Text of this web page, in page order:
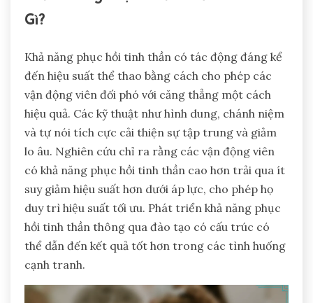
Gì?
Khả năng phục hồi tinh thần có tác động đáng kể
đến hiệu suất thể thao bằng cách cho phép các
vận động viên đối phó với căng thẳng một cách
hiệu quả. Các kỹ thuật như hình dung, chánh niệm
và tự nói tích cực cải thiện sự tập trung và giảm
lo âu. Nghiên cứu chỉ ra rằng các vận động viên
có khả năng phục hồi tinh thần cao hơn trải qua ít
suy giảm hiệu suất hơn dưới áp lực, cho phép họ
duy trì hiệu suất tối ưu. Phát triển khả năng phục
hồi tinh thần thông qua đào tạo có cấu trúc có
thể dẫn đến kết quả tốt hơn trong các tình huống
cạnh tranh.